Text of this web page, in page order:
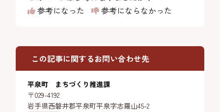
参考になった
参考にならなかった
この記事に関するお問い合わせ先
平泉町 まちづくり推進課
〒029-4192
岩手県西磐井郡平泉町平泉字志羅山45-2